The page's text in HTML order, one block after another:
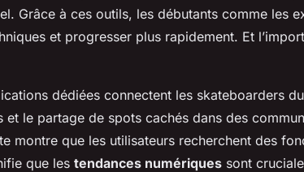
Grâce à ces outils, les débutants comme les
et progresser plus rapidement. Et
dédiées connectent les skateboarders
et le partage de spots cachés dans des
montre que les utilisateurs recherchent des
que les tendances numériques sont